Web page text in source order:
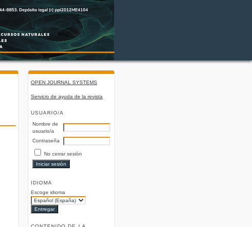
OPEN JOURNAL SYSTEMS
Servicio de ayuda de la revista
USUARIO/A
Nombre de
usuario/a
Contraseña
No cerrar sesión
IDIOMA
Escoge idioma